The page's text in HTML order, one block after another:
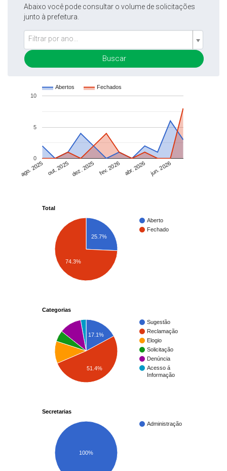
Abaixo você pode consultar o volume de solicitações
junto à prefeitura.
Filtrar por ano...
Buscar
Abertos Fechados
ago. 2025 out. 2025 dez. 2025 fev. 2026 abr. 2026 jun. 2026
0
5
10
Total
Aberto
Fechado
25.7%
74.3%
Categorias
Sugestão
Reclamação
Elogio
Solicitação
Denúncia
Acesso á
Informação
17.1%
51.4%
Secretarias
Administração
100%